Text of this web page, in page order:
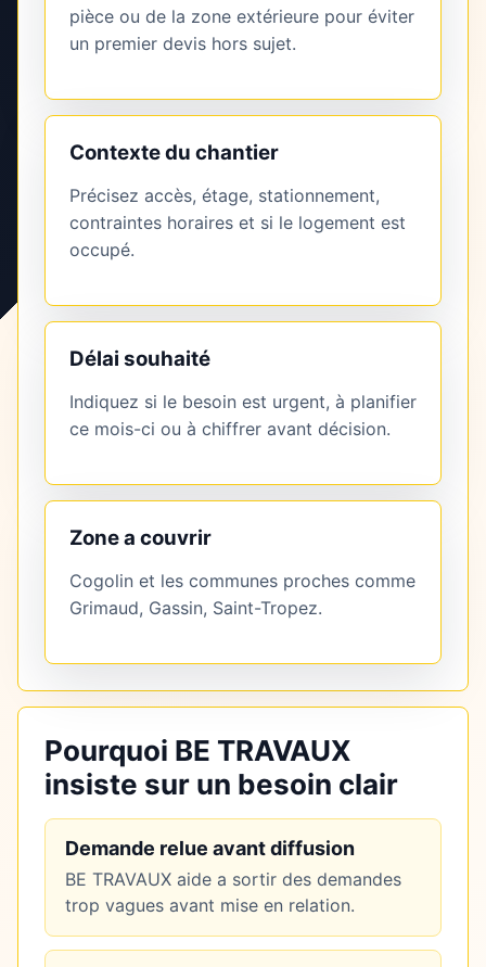
pièce ou de la zone extérieure pour éviter
un premier devis hors sujet.
Contexte du chantier
Précisez accès, étage, stationnement,
contraintes horaires et si le logement est
occupé.
Délai souhaité
Indiquez si le besoin est urgent, à planifier
ce mois-ci ou à chiffrer avant décision.
Zone a couvrir
Cogolin et les communes proches comme
Grimaud, Gassin, Saint-Tropez.
Pourquoi BE TRAVAUX
insiste sur un besoin clair
Demande relue avant diffusion
BE TRAVAUX aide a sortir des demandes
trop vagues avant mise en relation.